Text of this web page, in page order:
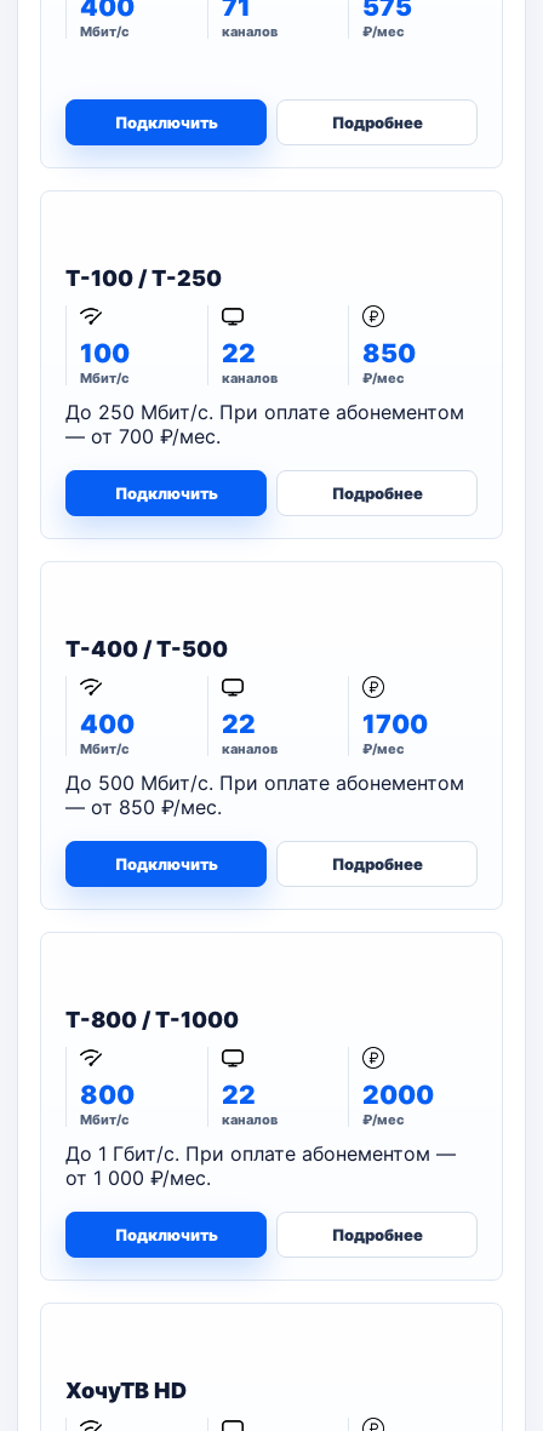
400
Мбит/с
71
каналов
575
₽/мес
Подключить Подробнее
T-100 / T-250
100
Мбит/с
22
каналов
850
₽/мес
До 250 Мбит/с. При оплате абонементом
— от 700 ₽/мес.
Подключить Подробнее
T-400 / T-500
400
Мбит/с
22
каналов
1700
₽/мес
До 500 Мбит/с. При оплате абонементом
— от 850 ₽/мес.
Подключить Подробнее
T-800 / T-1000
800
Мбит/с
22
каналов
2000
₽/мес
До 1 Гбит/с. При оплате абонементом —
от 1 000 ₽/мес.
Подключить Подробнее
ХочуТВ HD